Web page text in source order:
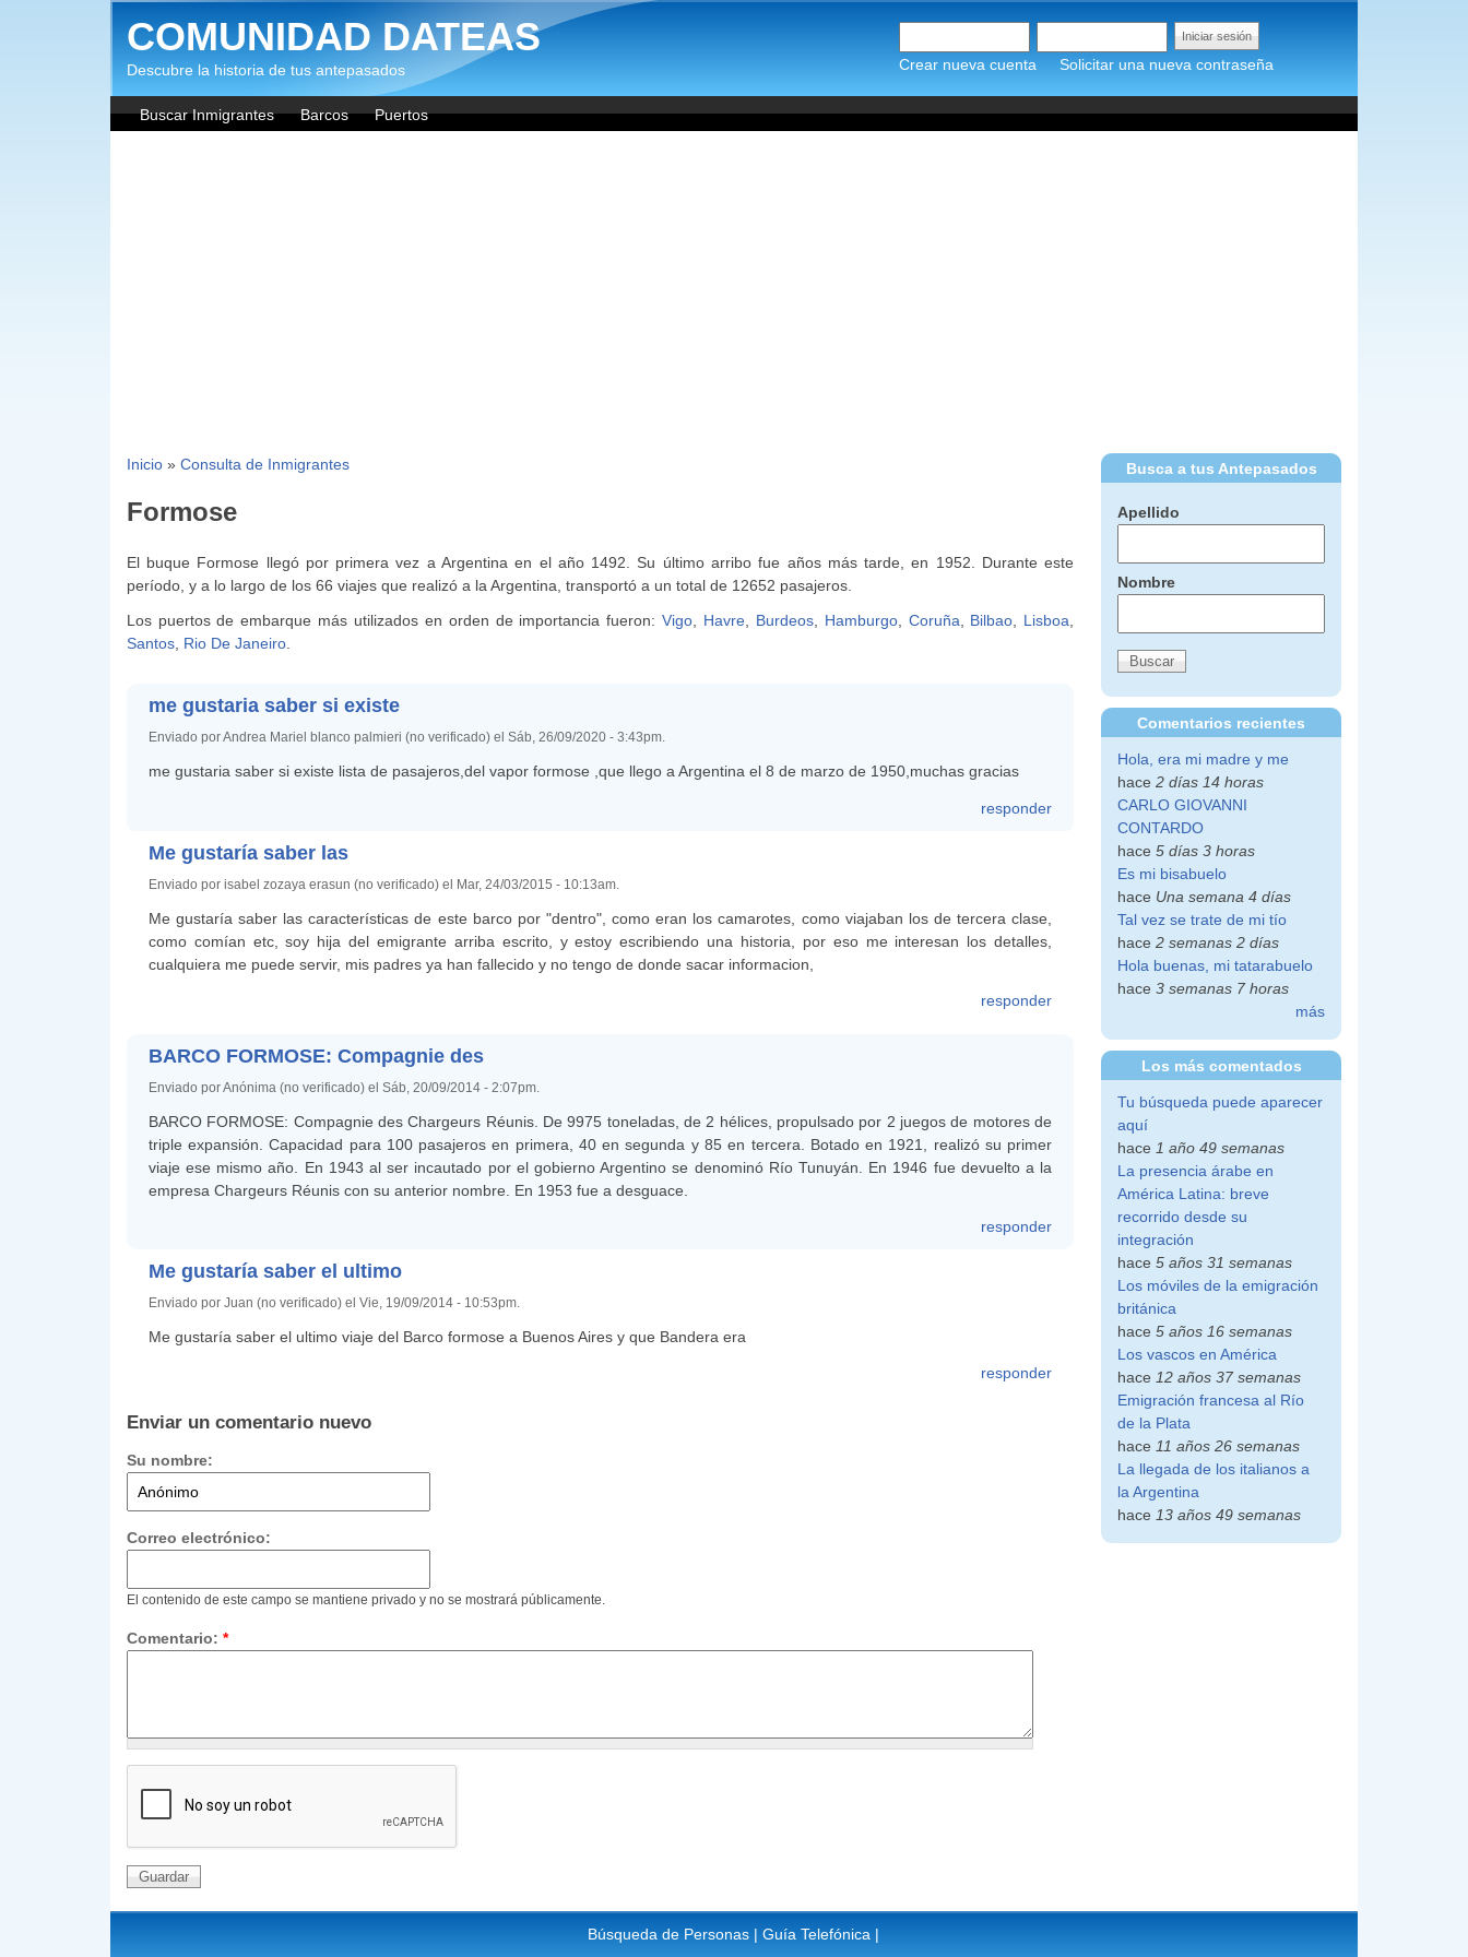
Pasar al contenido principal
Crear nueva cuenta Solicitar una nueva contraseña
COMUNIDAD DATEAS
Descubre la historia de tus antepasados
Buscar Inmigrantes Barcos Puertos
Inicio» Consulta de Inmigrantes
Formose
El buque Formose llegó por primera vez a Argentina en el año 1492. Su último arribo fue años más tarde, en 1952. Durante este
período, y a lo largo de los 66 viajes que realizó a la Argentina, transportó a un total de 12652 pasajeros.
Los puertos de embarque más utilizados en orden de importancia fueron:Vigo, Havre, Burdeos, Hamburgo, Coruña, Bilbao, Lisboa,
Santos, Rio De Janeiro.
me gustaria saber si existe
Enviado por Andrea Mariel blanco palmieri (no verificado) el Sáb, 26/09/2020 - 3:43pm.
me gustaria saber si existe lista de pasajeros,del vapor formose ,que llego a Argentina el 8 de marzo de 1950,muchas gracias
responder
Me gustaría saber las
Enviado por isabel zozaya erasun (no verificado) el Mar, 24/03/2015 - 10:13am.
Me gustaría saber las características de este barco por "dentro", como eran los camarotes, como viajaban los de tercera clase,
como comían etc, soy hija del emigrante arriba escrito, y estoy escribiendo una historia, por eso me interesan los detalles,
cualquiera me puede servir, mis padres ya han fallecido y no tengo de donde sacar informacion,
responder
BARCO FORMOSE: Compagnie des
Enviado por Anónima (no verificado) el Sáb, 20/09/2014 - 2:07pm.
BARCO FORMOSE: Compagnie des Chargeurs Réunis. De 9975 toneladas, de 2 hélices, propulsado por 2 juegos de motores de
triple expansión. Capacidad para 100 pasajeros en primera, 40 en segunda y 85 en tercera. Botado en 1921, realizó su primer
viaje ese mismo año. En 1943 al ser incautado por el gobierno Argentino se denominó Río Tunuyán. En 1946 fue devuelto a la
empresa Chargeurs Réunis con su anterior nombre. En 1953 fue a desguace.
responder
Me gustaría saber el ultimo
Enviado por Juan (no verificado) el Vie, 19/09/2014 - 10:53pm.
Me gustaría saber el ultimo viaje del Barco formose a Buenos Aires y que Bandera era
responder
Enviar un comentario nuevo
Su nombre:
Correo electrónico:
El contenido de este campo se mantiene privado y no se mostrará públicamente.
Comentario: *
Busca a tus Antepasados
Apellido
Nombre
Comentarios recientes
Hola, era mi madre y me
hace2 días 14 horas
CARLO GIOVANNI
CONTARDO
hace5 días 3 horas
Es mi bisabuelo
hace Una semana 4 días
Tal vez se trate de mi tío
hace2 semanas 2 días
Hola buenas, mi tatarabuelo
hace3 semanas 7 horas
más
Los más comentados
Tu búsqueda puede aparecer
aquí
hace 1 año 49 semanas
La presencia árabe en
América Latina: breve
recorrido desde su
integración
hace5 años 31 semanas
Los móviles de la emigración
británica
hace5 años 16 semanas
Los vascos en América
hace 12 años 37 semanas
Emigración francesa al Río
de la Plata
hace 11 años 26 semanas
La llegada de los italianos a
la Argentina
hace 13 años 49 semanas
Búsqueda de Personas |Guía Telefónica |